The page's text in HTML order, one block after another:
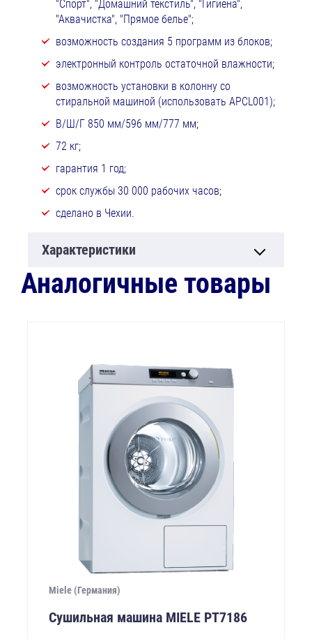
"Спорт", "Домашний текстиль", "Гигиена",
"Аквачистка", "Прямое белье";
возможность создания 5 программ из блоков;
электронный контроль остаточной влажности;
возможность установки в колонну со
стиральной машиной (использовать APCL001);
В/Ш/Г 850 мм/596 мм/777 мм;
72 кг;
гарантия 1 год;
срок службы 30 000 рабочих часов;
сделано в Чехии.
Характеристики
Аналогичные товары
Miele (Германия)
Сушильная машина MIELE PТ7186